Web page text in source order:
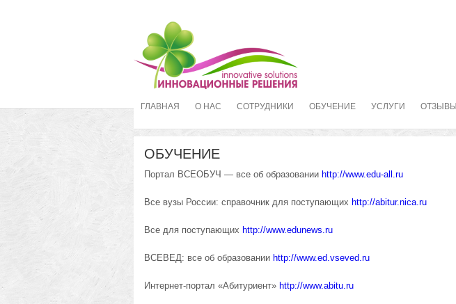
ГЛАВНАЯ О НАС СОТРУДНИКИ ОБУЧЕНИЕ УСЛУГИ ОТЗЫВЫ
ОБУЧЕНИЕ
Портал ВСЕОБУЧ — все об образовании http://www.edu-all.ru
Все вузы России: справочник для поступающих http://abitur.nica.ru
Все для поступающих http://www.edunews.ru
ВСЕВЕД: все об образовании http://www.ed.vseved.ru
Интернет-портал «Абитуриент» http://www.abitu.ru